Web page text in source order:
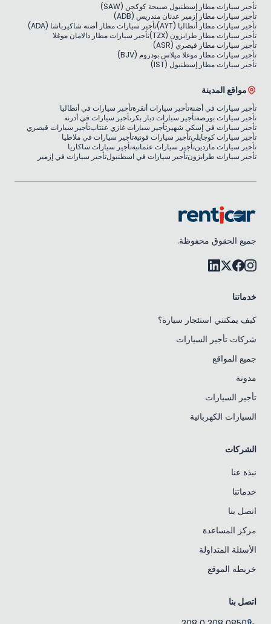
تأجير سيارات مطار إسطنبول صبيحة كوكجن (SAW)
تأجير سيارات مطار إزمير عدنان مندريس (ADB)
تأجير سيارات مطار أنطاليا (AYT)
تأجير سيارات مطار أضنة شاكيرباشا (ADA)
تأجير سيارات مطار طرابزون (TZX)
تأجير سيارات مطار دالامان موغلا
تأجير سيارات مطار قيصري (ASR)
تأجير سيارات مطار موغلا ميلاس بودروم (BJV)
تأجير سيارات مطار إسطنبول (IST)
مواقع المدينة
تأجير سيارات في أضنةتأجير سيارات أنقرةتأجير سيارات في أنطاليا
تأجير سيارات بورصةتأجير سيارات ديار بكرتأجير سيارات في أدرنة
تأجير سيارات في إسكي شهيرتأجير سيارات غازي عنتابتأجير سيارات قيصري
تأجير سيارات كوجايليتأجير سيارات قونيةتأجير سيارات في ملاطيا
تأجير سيارات ماردينتأجير سيارات عثمانيةتأجير سيارات ساكاريا
تأجير سيارات طرابزونتأجير سيارات في اسطنبولتأجير سيارات في إزمير
جميع الحقوق محفوظة.
خدماتنا
كيف يمكنني استئجار سيارة؟
شركات تأجير السيارات
جميع المواقع
مدونة
تأجير السيارات
السيارات الكهربائية
الشركات
نبذة عنا
خدماتنا
اتصل بنا
مركز المساعدة
الأسئلة المتداولة
خريطة الموقع
اتصل بنا